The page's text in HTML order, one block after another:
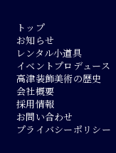
トップ
お知らせ
レンタル小道具
イベントプロデュース
高津装飾美術の歴史
会社概要
採用情報
お問い合わせ
プライバシーポリシー